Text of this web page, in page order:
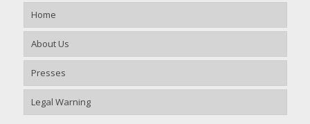
Home
About Us
Presses
Legal Warning